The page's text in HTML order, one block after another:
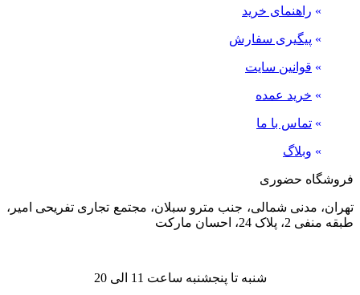
» راهنمای خرید
» پیگیری سفارش
» قوانین سایت
» خرید عمده
» تماس با ما
» وبلاگ
فروشگاه حضوری
تهران، مدنی شمالی، جنب مترو سبلان، مجتمع تجاری تفریحی امیر،
طبقه منفی 2، پلاک 24، احسان مارکت
شنبه تا پنجشنبه ساعت 11 الی 20